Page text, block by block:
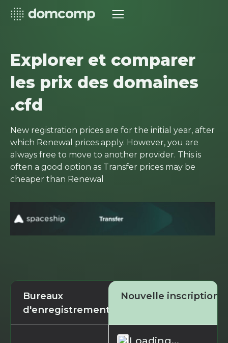
Explorer et comparer
les prix des domaines
.cfd
New registration prices are for the initial year, after
which Renewal prices apply. However, you are
always free to move to another provider. This is
often a good option as Transfer prices may be
cheaper than Renewal
Bureaux
d'enregistrement
Nouvelle inscription
Loading...